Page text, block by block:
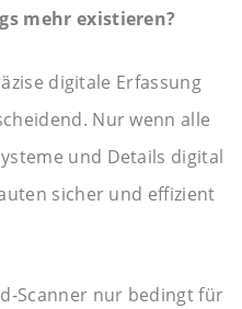
mehr existieren?
digitale Erfassung
Nur wenn alle
und Details digital
sicher und effizient
Scanner nur bedingt für